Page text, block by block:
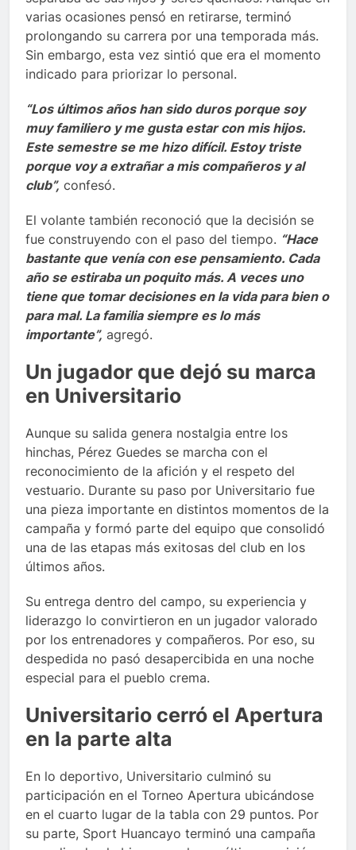
varias ocasiones pensó en retirarse, terminó
prolongando su carrera por una temporada más.
Sin embargo, esta vez sintió que era el momento
indicado para priorizar lo personal.
“Los últimos años han sido duros porque soy
muy familiero y me gusta estar con mis hijos.
Este semestre se me hizo difícil. Estoy triste
porque voy a extrañar a mis compañeros y al
club”, confesó.
El volante también reconoció que la decisión se
fue construyendo con el paso del tiempo. “Hace
bastante que venía con ese pensamiento. Cada
año se estiraba un poquito más. A veces uno
tiene que tomar decisiones en la vida para bien o
para mal. La familia siempre es lo más
importante”, agregó.
Un jugador que dejó su marca
en Universitario
Aunque su salida genera nostalgia entre los
hinchas, Pérez Guedes se marcha con el
reconocimiento de la afición y el respeto del
vestuario. Durante su paso por Universitario fue
una pieza importante en distintos momentos de la
campaña y formó parte del equipo que consolidó
una de las etapas más exitosas del club en los
últimos años.
Su entrega dentro del campo, su experiencia y
liderazgo lo convirtieron en un jugador valorado
por los entrenadores y compañeros. Por eso, su
despedida no pasó desapercibida en una noche
especial para el pueblo crema.
Universitario cerró el Apertura
en la parte alta
En lo deportivo, Universitario culminó su
participación en el Torneo Apertura ubicándose
en el cuarto lugar de la tabla con 29 puntos. Por
su parte, Sport Huancayo terminó una campaña